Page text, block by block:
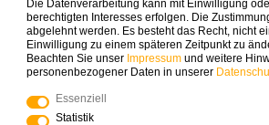
Mehr Spielinspiration
Die Datenverarbeitung kann mit Einwilligung
berechtigten Interesses erfolgen. Die
abgelehnt werden. Es besteht das Recht, nicht
Einwilligung zu einem späteren Zeitpunkt zu
Beachten Sie unser Impressum und weitere
personenbezogener Daten in unserer
Essenziell
Statistik